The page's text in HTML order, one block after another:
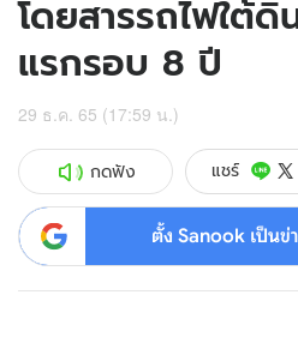
โดยสารรถไฟใต้
แรกรอบ 8 ปี
29 ธ.ค. 65 (17:59 น.)
กดฟัง แชร์
ตั้ง Sanook เป็นข่